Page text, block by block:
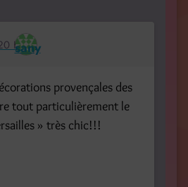
sany
H 34
provençales des
tout particulièrement le
» très chic!!!